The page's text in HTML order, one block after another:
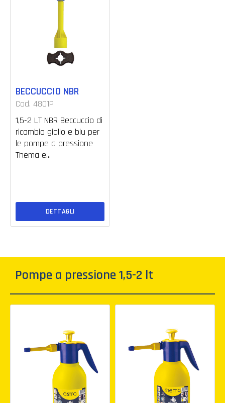
BECCUCCIO NBR
Cod. 4801P
1,5-2 LT NBR Beccuccio di
ricambio giallo e blu per
le pompe a pressione
Thema e...
DETTAGLI
Pompe a pressione 1,5-2 lt